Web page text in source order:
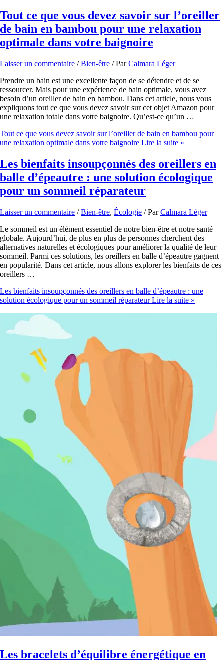
Tout ce que vous devez savoir sur l’oreiller
de bain en bambou pour une relaxation
optimale dans votre baignoire
Laisser un commentaire /Bien-être / ParCalmara Léger
Prendre un bain est une excellente façon de se détendre et de se
ressourcer. Mais pour une expérience de bain optimale, vous avez
besoin d’un oreiller de bain en bambou. Dans cet article, nous vous
expliquons tout ce que vous devez savoir sur cet objet Amazon pour
une relaxation totale dans votre baignoire. Qu’est-ce qu’un …
Tout ce que vous devez savoir sur l’oreiller de bain en bambou pour
une relaxation optimale dans votre baignoire Lire la suite »
Les bienfaits insoupçonnés des oreillers en
balle d’épeautre : une solution écologique
pour un sommeil réparateur
Laisser un commentaire /Bien-être, Écologie / ParCalmara Léger
Le sommeil est un élément essentiel de notre bien-être et notre santé
globale. Aujourd’hui, de plus en plus de personnes cherchent des
alternatives naturelles et écologiques pour améliorer la qualité de leur
sommeil. Parmi ces solutions, les oreillers en balle d’épeautre gagnent
en popularité. Dans cet article, nous allons explorer les bienfaits de ces
oreillers …
Les bienfaits insoupçonnés des oreillers en balle d’épeautre : une
solution écologique pour un sommeil réparateurLire la suite »
Les bracelets d’équilibre énergétique en